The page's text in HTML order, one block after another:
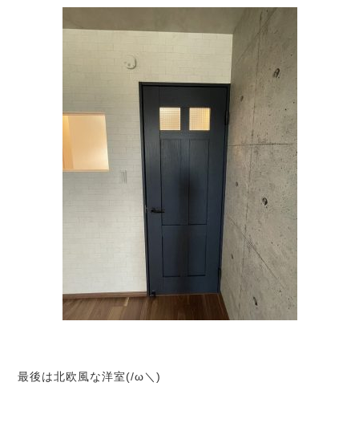
最後は北欧風な洋室(/ω＼)